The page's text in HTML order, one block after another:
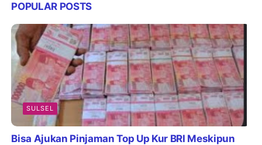
POPULAR POSTS
SULSEL
Bisa Ajukan Pinjaman Top Up Kur BRI Meskipun